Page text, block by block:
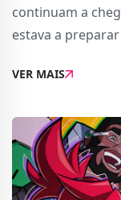
continuam a
estava a
modo offline.
VER MAIS